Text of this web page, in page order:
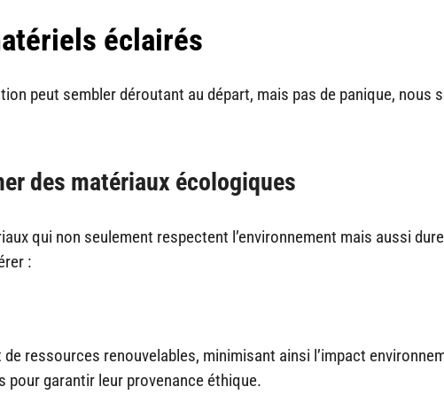
éclairés
peut sembler déroutant au départ, mais pas de panique, nous
des matériaux écologiques
qui non seulement respectent l’environnement mais aussi
:
ressources renouvelables, minimisant ainsi l’impact
garantir leur provenance éthique.